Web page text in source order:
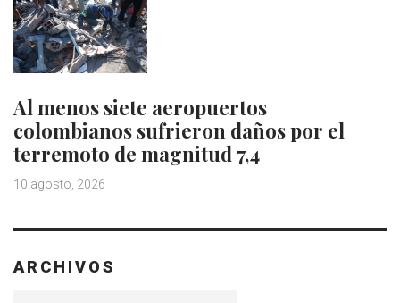
Al menos siete aeropuertos
colombianos sufrieron daños por el
terremoto de magnitud 7,4
10 agosto, 2026
ARCHIVOS